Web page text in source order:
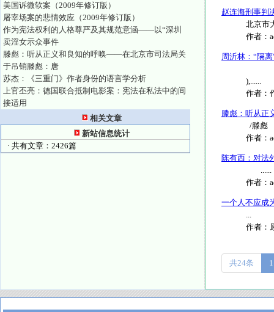
美国诉微软案（2009年修订版）
屠宰场案的悲情效应（2009年修订版）
作为宪法权利的人格尊严及其规范意涵——以“深圳
卖淫女示众事件
滕彪：听从正义和良知的呼唤——在北京市司法局关
于吊销滕彪：唐
苏杰：《三重门》作者身份的语言学分析
上官丕亮：德国联合抵制电影案：宪法在私法中的间
接适用
相关文章
新站信息统计
· 共有文章：2426篇
赵连海刑事判
北京市
作者：
周沂林：“隔
),......
作者：
滕彪：听从正
/滕彪
作者：
陈有西：对法
......
作者：
一个人不应成
...
作者：
共24条 1